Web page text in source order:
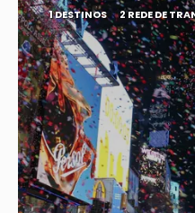
1 DESTINOS 2 REDE DE